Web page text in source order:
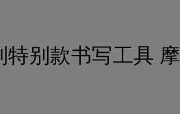
特别款书写工具 摩